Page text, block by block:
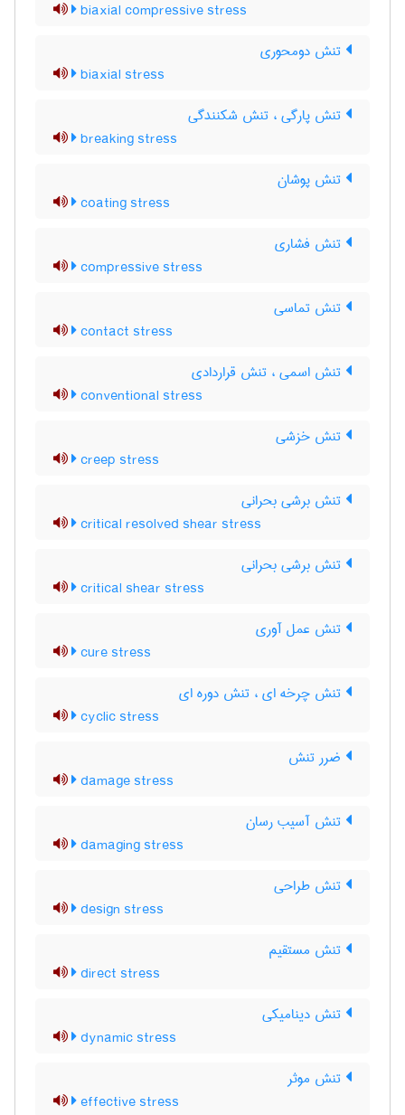
biaxial compressive stress
تنش دومحوری
biaxial stress
تنش پارگی ، تنش شکنندگی
breaking stress
تنش پوشان
coating stress
تنش فشاری
compressive stress
تنش تماسی
contact stress
تنش اسمی ، تنش قراردادی
conventional stress
تنش خزشی
creep stress
تنش برشی بحرانی
critical resolved shear stress
تنش برشی بحرانی
critical shear stress
تنش عمل آوری
cure stress
تنش چرخه ای ، تنش دوره ای
cyclic stress
ضرر تنش
damage stress
تنش آسیب رسان
damaging stress
تنش طراحی
design stress
تنش مستقیم
direct stress
تنش دینامیکی
dynamic stress
تنش موثر
effective stress